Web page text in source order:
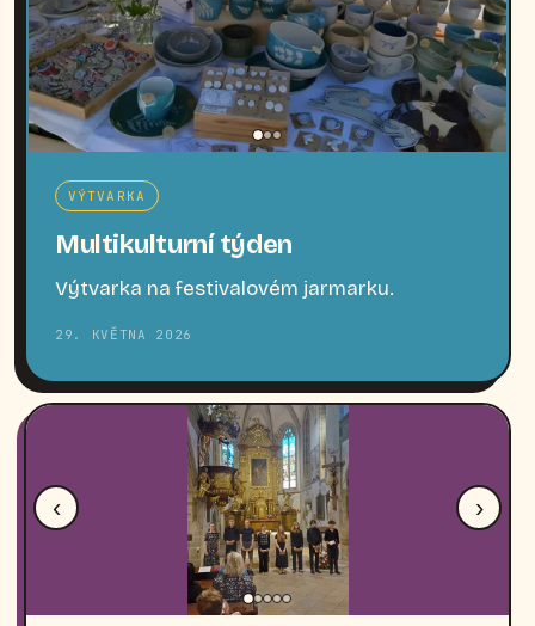
VÝTVARKA
Multikulturní týden
Výtvarka na festivalovém jarmarku.
29. KVĚTNA 2026
‹ ›